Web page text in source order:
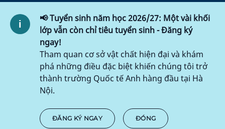
📢 Tuyển sinh năm học 2026/27: Một vài khối
lớp vẫn còn chỉ tiêu tuyển sinh - Đăng ký
ngay!
Tham quan cơ sở vật chất hiện đại và khám
phá những điều đặc biệt khiến chúng tôi trở
thành trường Quốc tế Anh hàng đầu tại Hà
Nội.
ĐĂNG KÝ NGAY ĐÓNG
Chính sách Cookie
Chính sách bảo mật
Chính sách truy cập